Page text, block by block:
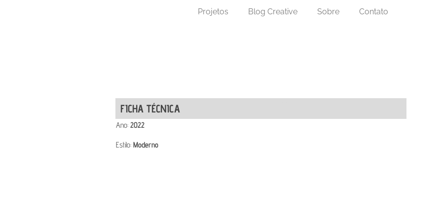
Projetos Blog Creative Sobre Contato
FICHA TÉCNICA
Ano: 2022
Estilo: Moderno